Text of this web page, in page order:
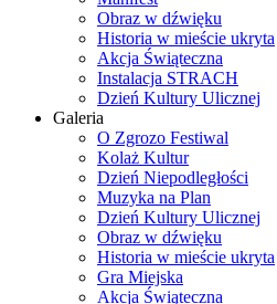
Obraz w dźwięku
Historia w mieście ukryta
Akcja Świąteczna
Instalacja STRACH
Dzień Kultury Ulicznej
Galeria
O Zgrozo Festiwal
Kolaż Kultur
Dzień Niepodległości
Muzyka na Plan
Dzień Kultury Ulicznej
Obraz w dźwięku
Historia w mieście ukryta
Gra Miejska
Akcja Świąteczna